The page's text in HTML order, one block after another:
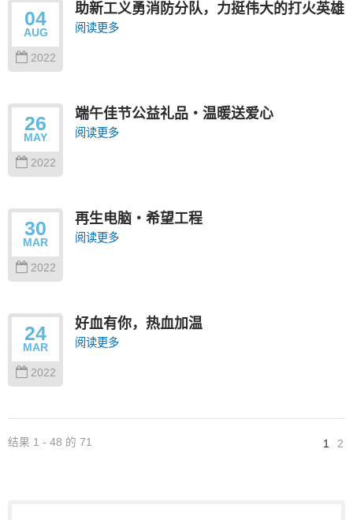
04
AUG
2022
助新工义勇消防分队，力挺伟大的打火英雄
阅读更多
26
MAY
2022
端午佳节公益礼品‧温暖送爱心
阅读更多
30
MAR
2022
再生电脑‧希望工程
阅读更多
24
MAR
2022
好血有你，热血加温
阅读更多
结果 1 - 48 的 71 1 2